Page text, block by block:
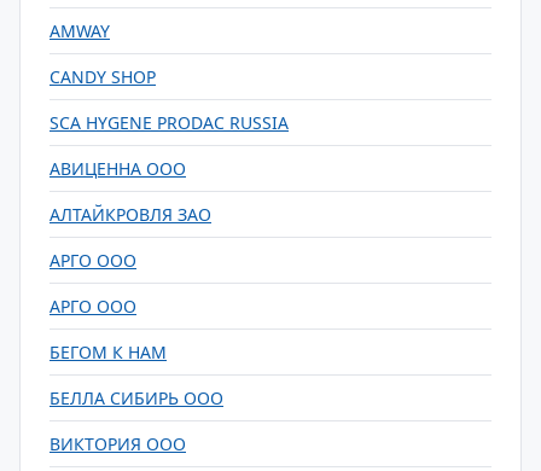
AMWAY
CANDY SHOP
SCA HYGENE PRODAC RUSSIA
АВИЦЕННА ООО
АЛТАЙКРОВЛЯ ЗАО
АРГО ООО
АРГО ООО
БЕГОМ К НАМ
БЕЛЛА СИБИРЬ ООО
ВИКТОРИЯ ООО